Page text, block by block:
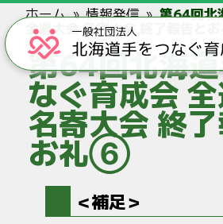
ホーム 情報発信 第64回北
全道大会 名寄大会 終了報告と
第64回北海
なぐ育成会
名寄大会 終
お礼⑥
＜補足＞